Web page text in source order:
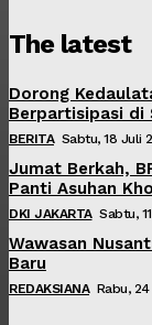
The latest
Dorong
Berpartisipasi di
BERITA Sabtu, 18 Juli
Jumat Berkah,
Panti Asuhan
DKI JAKARTA Sabtu,
Wawasan
Baru
REDAKSIANA Rabu,